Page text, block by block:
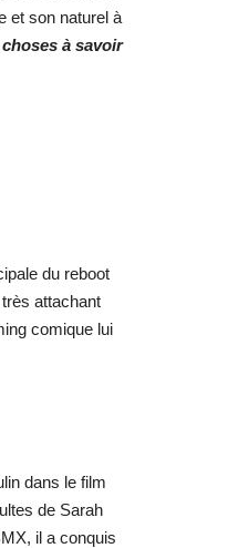
et son naturel à
choses à savoir
du reboot
attachant
comique lui
dans le film
de Sarah
il a conquis